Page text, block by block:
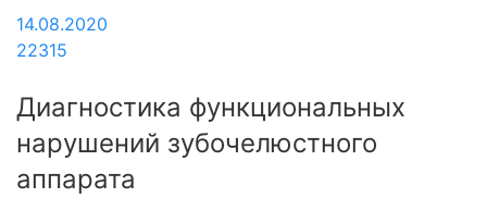
14.08.2020
22315
Диагностика функциональных
нарушений зубочелюстного
аппарата